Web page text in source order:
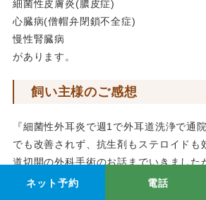
細菌性皮膚炎(膿皮症)
心臓病(僧帽弁閉鎖不全症)
慢性腎臓病
があります。
飼い主様のご感想
『細菌性外耳炎で週1で外耳道洗浄で通
でも改善されず、抗生剤もステロイドも
道切開の外科手術のお話までいきました
められて、まだどの子もやったことない
ネット予約 電話